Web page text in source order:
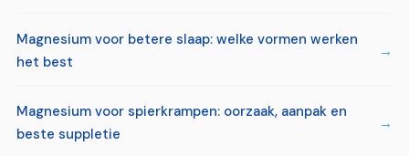
Magnesium voor betere slaap: welke vormen werken
het best
Magnesium voor spierkrampen: oorzaak, aanpak en
beste suppletie